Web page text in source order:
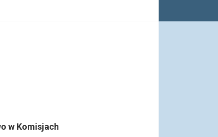
w Komisjach